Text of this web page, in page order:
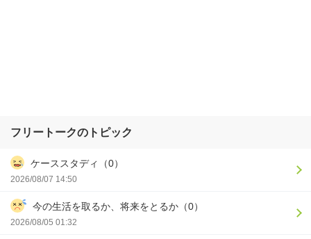
フリートークのトピック
ケーススタディ（0）
2026/08/07 14:50
今の生活を取るか、将来をとるか（0）
2026/08/05 01:32